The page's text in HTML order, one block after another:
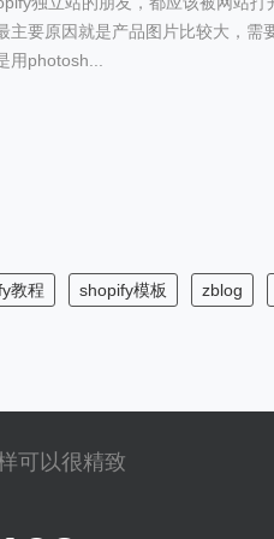
主要原因就是产品图片比较大，需
用photosh...
教程 shopify模板 zblog
可以很精致